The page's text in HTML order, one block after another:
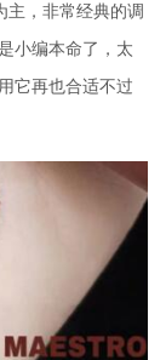
主，非常经典的调
小编本命了，太
它再也合适不过